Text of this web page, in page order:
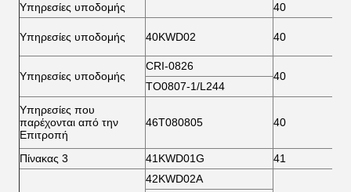
Υπηρεσίες υποδομής
40
Υπηρεσίες υποδομής 40KWD02 40
Υπηρεσίες υποδομής
CRI-0826
40
ΤΟ0807-1/L244
Υπηρεσίες που
παρέχονται από την
Επιτροπή
46Τ080805 40
Πίνακας 3 41KWD01G 41
42KWD02A